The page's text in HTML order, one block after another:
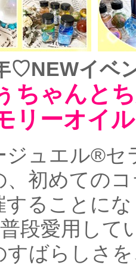
♡NEWイベ
ちゃんと
リーオイ
ジュエル®︎セ
、初めての
することに
段愛用して
すばらしさ